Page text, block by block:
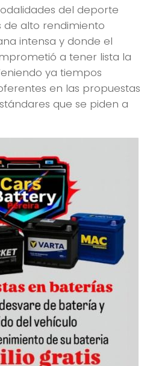
del deporte
de alto rendimiento
intensa y donde el
a tener lista la
ya tiempos
en las propuestas
que se piden a